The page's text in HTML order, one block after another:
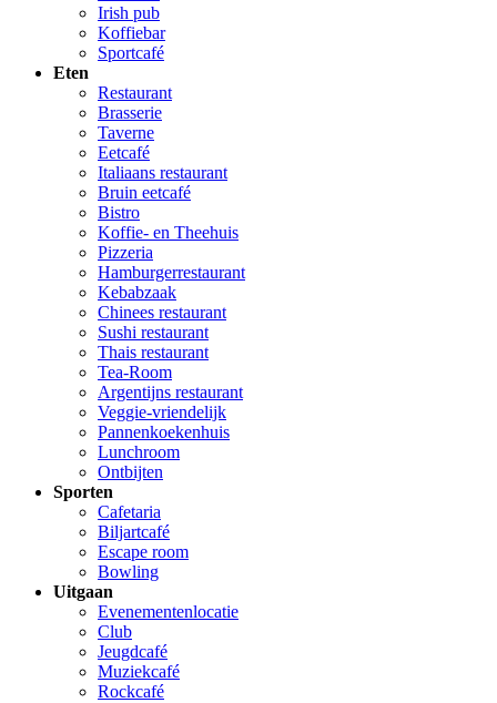
Irish pub
Koffiebar
Sportcafé
Eten
Restaurant
Brasserie
Taverne
Eetcafé
Italiaans restaurant
Bruin eetcafé
Bistro
Koffie- en Theehuis
Pizzeria
Hamburgerrestaurant
Kebabzaak
Chinees restaurant
Sushi restaurant
Thais restaurant
Tea-Room
Argentijns restaurant
Veggie-vriendelijk
Pannenkoekenhuis
Lunchroom
Ontbijten
Sporten
Cafetaria
Biljartcafé
Escape room
Bowling
Uitgaan
Evenementenlocatie
Club
Jeugdcafé
Muziekcafé
Rockcafé